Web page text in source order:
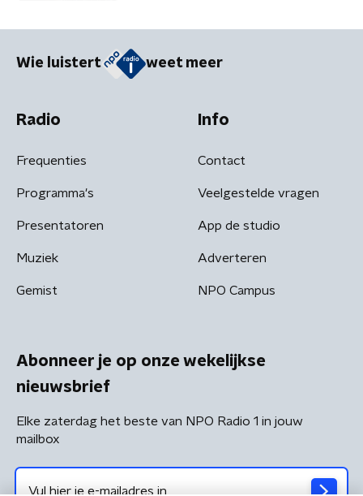
Wie luistert weet meer
Radio
Frequenties
Programma's
Presentatoren
Muziek
Gemist
Info
Contact
Veelgestelde vragen
App de studio
Adverteren
NPO Campus
Abonneer je op onze wekelijkse
nieuwsbrief
Elke zaterdag het beste van NPO Radio 1 in jouw
mailbox